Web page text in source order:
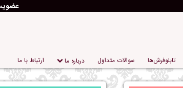
تابلو‌فرش‌ها سوالات متداول درباره‌ ما ارتباط با ما